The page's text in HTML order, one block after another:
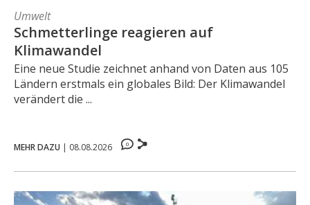
Umwelt
Schmetterlinge reagieren auf
Klimawandel
Eine neue Studie zeichnet anhand von Daten aus 105
Ländern erstmals ein globales Bild: Der Klimawandel
verändert die ...
MEHR DAZU 08.08.2026 0